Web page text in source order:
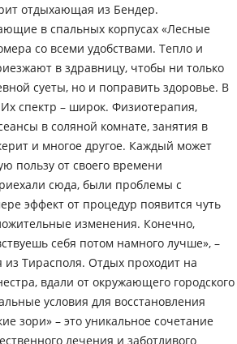
отдыхающая из Бендер.
в спальных корпусах «Лесные
со всеми удобствами. Тепло и
в здравницу, чтобы ни только
суеты, но и поправить здоровье. В
спектр – широк. Физиотерапия,
в соляной комнате, занятия в
и многое другое. Каждый может
пользу от своего времени
сюда, были проблемы с
эффект от процедур появится чуть
изменения. Конечно,
себя потом намного лучше», –
Тирасполя. Отдых проходит на
вдали от окружающего городского
условия для восстановления
зори» – это уникальное сочетание
лечения и заботливого